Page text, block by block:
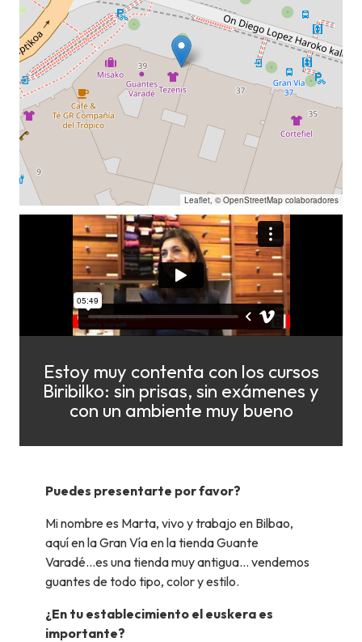
Leaflet , ©OpenStreetMap colaboradores
Estoy muy contenta con los cursos
Biribilko: sin prisas, sin exámenes y
con un ambiente muy bueno
Puedes presentarte por favor?
Mi nombre es Marta, vivo y trabajo en Bilbao,
aquí en la Gran Vía en la tienda Guante
Varadé...es una tienda muy antigua... vendemos
guantes de todo tipo, color y estilo.
¿En tu establecimiento el euskera es
importante?